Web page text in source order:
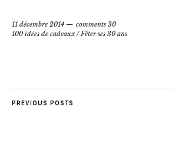
11 décembre 2014
comments 30
100 idées de cadeaux/Fêter ses 30 ans
PREVIOUS POSTS